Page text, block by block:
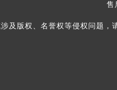
售
及版权、名誉权等侵权问题